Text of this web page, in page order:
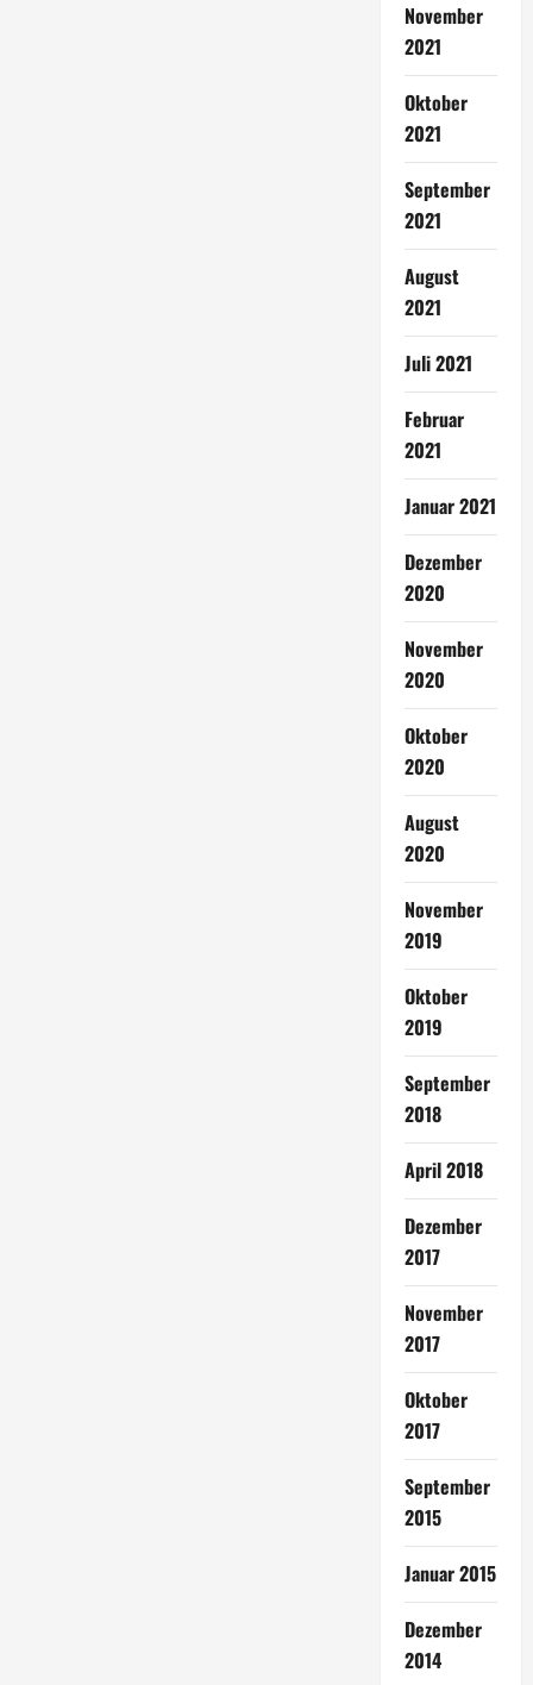
November
2021
Oktober
2021
September
2021
August
2021
Juli 2021
Februar
2021
Januar 2021
Dezember
2020
November
2020
Oktober
2020
August
2020
November
2019
Oktober
2019
September
2018
April 2018
Dezember
2017
November
2017
Oktober
2017
September
2015
Januar 2015
Dezember
2014